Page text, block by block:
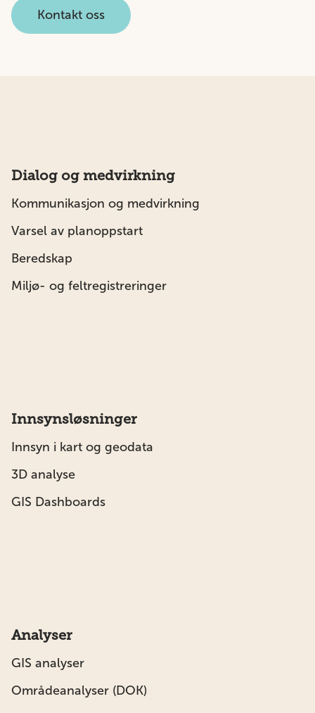
Kontakt oss
Dialog og medvirkning
Kommunikasjon og medvirkning
Varsel av planoppstart
Beredskap
Miljø- og feltregistreringer
Innsynsløsninger
Innsyn i kart og geodata
3D analyse
GIS Dashboards
Analyser
GIS analyser
Områdeanalyser (DOK)